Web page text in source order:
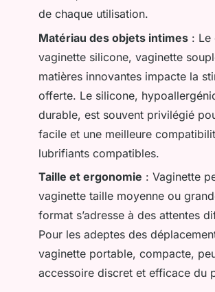
de chaque utilisation.
Matériau des objets intimes : Le
vaginette silicone, vaginette
matières innovantes impacte la
offerte. Le silicone,
durable, est souvent privilégié
facile et une meilleure
lubrifiants compatibles.
Taille et ergonomie : Vaginette
vaginette taille moyenne ou
format s’adresse à des attentes
Pour les adeptes des
vaginette portable, compacte,
accessoire discret et efficace du